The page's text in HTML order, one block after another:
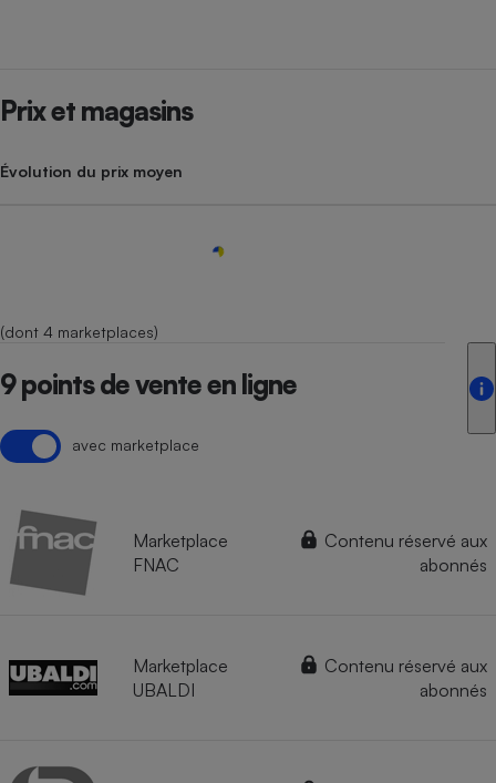
Prix et magasins
Évolution du prix moyen
(dont 4 marketplaces)
9 points de vente en ligne
avec marketplace
Marketplace
FNAC
Contenu réservé aux
abonnés
Marketplace
UBALDI
Contenu réservé aux
abonnés